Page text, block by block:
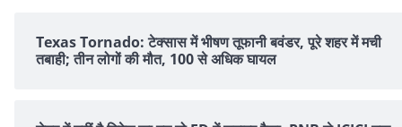
Texas Tornado: टेक्सास में भीषण तूफानी बवंडर, पूरे शहर में मची
तबाही; तीन लोगों की मौत, 100 से अधिक घायल